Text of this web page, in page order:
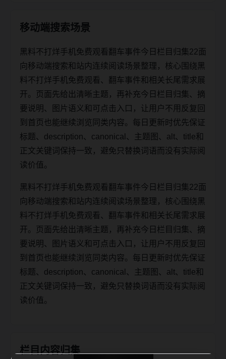
移动端搜索场景
黑料不打烊手机免费观看翻车事件今日栏目归集22面
向移动端搜索和站内连续阅读场景整理，核心围绕黑
料不打烊手机免费观看、翻车事件和相关长尾需求展
开。页面先给出清晰主题，再补充今日栏目归集、摘
要说明、图片语义和可点击入口，让用户不用反复回
到首页也能继续浏览同类内容。每日更新时优先保证
标题、description、canonical、主题图、alt、title和
正文关键词保持一致，避免只替换词语而没有实际阅
读价值。
黑料不打烊手机免费观看翻车事件今日栏目归集22面
向移动端搜索和站内连续阅读场景整理，核心围绕黑
料不打烊手机免费观看、翻车事件和相关长尾需求展
开。页面先给出清晰主题，再补充今日栏目归集、摘
要说明、图片语义和可点击入口，让用户不用反复回
到首页也能继续浏览同类内容。每日更新时优先保证
标题、description、canonical、主题图、alt、title和
正文关键词保持一致，避免只替换词语而没有实际阅
读价值。
栏目内容归集